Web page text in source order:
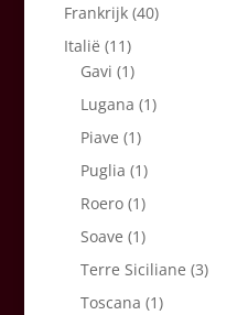
Frankrijk (40)
Italië (11)
Gavi (1)
Lugana (1)
Piave (1)
Puglia (1)
Roero (1)
Soave (1)
Terre Siciliane (3)
Toscana (1)